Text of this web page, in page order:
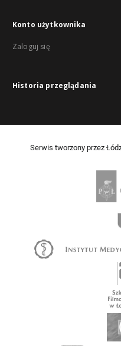
Konto użytkownika
Zaloguj się
Historia przeglądania
Serwis tworzony przez